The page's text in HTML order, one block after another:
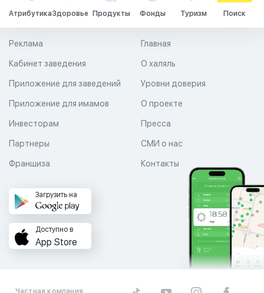
АтрибутикаЗдоровье Продукты Фонды Туризм Поиск
Главная
О халяль
Уровни доверия
Реклама
Кабинет заведения
Приложение для заведений
Приложение для имамов О проекте
Пресса
СМИ о нас
Контакты
Инвесторам
Партнеры
Франшиза
Загрузить на
Доступно в
App Store
Частная компания